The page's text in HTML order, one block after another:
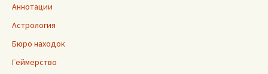
Аннотации
Астрология
Бюро находок
Геймерство